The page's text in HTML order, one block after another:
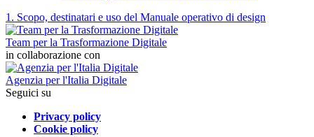
1. Scopo, destinatari e uso del Manuale operativo di design
Team per la Trasformazione Digitale
in collaborazione con
Agenzia per l'Italia Digitale
Seguici su
Privacy policy
Cookie policy